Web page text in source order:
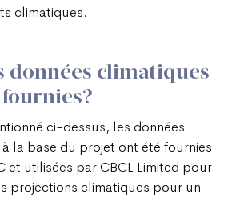
climatiques.
données climatiques
ci-dessus, les données
la base du projet ont été fournies
et utilisées par CBCL Limited pour
projections climatiques pour un